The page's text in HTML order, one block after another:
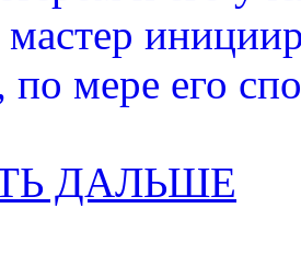
мастер
по мере его
ДАЛЬШЕ